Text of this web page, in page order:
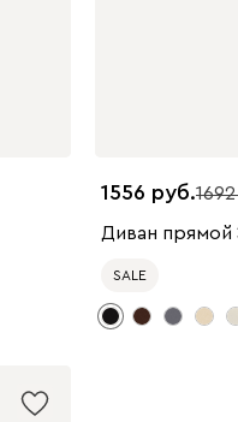
1556 1692
Диван
SALE